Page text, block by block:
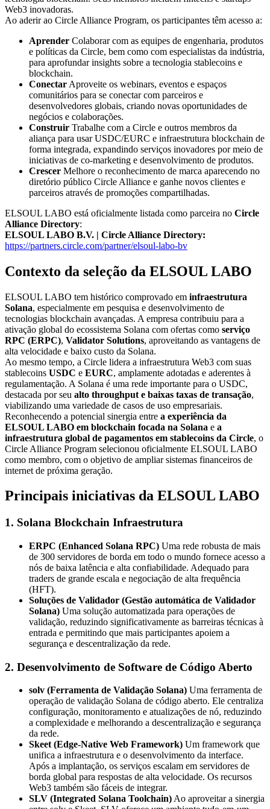
Web3 inovadoras.
Ao aderir ao Circle Alliance Program, os participantes têm acesso a:
Aprender Colaborar com as equipes de engenharia, produtos
e políticas da Circle, bem como com especialistas da indústria,
para aprofundar insights sobre a tecnologia stablecoins e
blockchain.
Conectar Aproveite os webinars, eventos e espaços
comunitários para se conectar com parceiros e
desenvolvedores globais, criando novas oportunidades de
negócios e colaborações.
Construir Trabalhe com a Circle e outros membros da
aliança para usar USDC/EURC e infraestrutura blockchain de
forma integrada, expandindo serviços inovadores por meio de
iniciativas de co-marketing e desenvolvimento de produtos.
Crescer Melhore o reconhecimento de marca aparecendo no
diretório público Circle Alliance e ganhe novos clientes e
parceiros através de promoções compartilhadas.
ELSOUL LABO está oficialmente listada como parceira no Circle
Alliance Directory:
ELSOUL LABO B.V. | Circle Alliance Directory:
https://partners.circle.com/partner/elsoul-labo-bv
Contexto da seleção da ELSOUL LABO
ELSOUL LABO tem histórico comprovado em infraestrutura
Solana, especialmente em pesquisa e desenvolvimento de
tecnologias blockchain avançadas. A empresa contribuiu para a
ativação global do ecossistema Solana com ofertas como serviço
RPC (ERPC), Validator Solutions, aproveitando as vantagens de
alta velocidade e baixo custo da Solana.
Ao mesmo tempo, a Circle lidera a infraestrutura Web3 com suas
stablecoins USDC e EURC, amplamente adotadas e aderentes à
regulamentação. A Solana é uma rede importante para o USDC,
destacada por seu alto throughput e baixas taxas de transação,
viabilizando uma variedade de casos de uso empresariais.
Reconhecendo a potencial sinergia entre a experiência da
ELSOUL LABO em blockchain focada na Solana e a
infraestrutura global de pagamentos em stablecoins da Circle, o
Circle Alliance Program selecionou oficialmente ELSOUL LABO
como membro, com o objetivo de ampliar sistemas financeiros de
internet de próxima geração.
Principais iniciativas da ELSOUL LABO
1. Solana Blockchain Infraestrutura
ERPC (Enhanced Solana RPC) Uma rede robusta de mais
de 300 servidores de borda em todo o mundo fornece acesso a
nós de baixa latência e alta confiabilidade. Adequado para
traders de grande escala e negociação de alta frequência
(HFT).
Soluções de Validador (Gestão automática de Validador
Solana) Uma solução automatizada para operações de
validação, reduzindo significativamente as barreiras técnicas à
entrada e permitindo que mais participantes apoiem a
segurança e descentralização da rede.
2. Desenvolvimento de Software de Código Aberto
solv (Ferramenta de Validação Solana) Uma ferramenta de
operação de validação Solana de código aberto. Ele centraliza
configuração, monitoramento e atualizações de nó, reduzindo
a complexidade e melhorando a descentralização e segurança
da rede.
Skeet (Edge-Native Web Framework) Um framework que
unifica a infraestrutura e o desenvolvimento da interface.
Após a implantação, os serviços escalam em servidores de
borda global para respostas de alta velocidade. Os recursos
Web3 também são fáceis de integrar.
SLV (Integrated Solana Toolchain)Ao aproveitar a sinergia